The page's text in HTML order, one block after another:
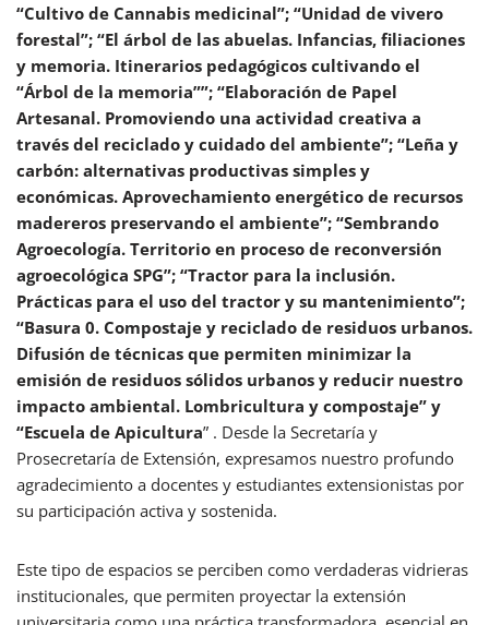
“Cultivo de Cannabis medicinal”; “Unidad de vivero
forestal”; “El árbol de las abuelas. Infancias, filiaciones
y memoria. Itinerarios pedagógicos cultivando el
“Árbol de la memoria””; “Elaboración de Papel
Artesanal. Promoviendo una actividad creativa a
través del reciclado y cuidado del ambiente”; “Leña y
carbón: alternativas productivas simples y
económicas. Aprovechamiento energético de recursos
madereros preservando el ambiente”; “Sembrando
Agroecología. Territorio en proceso de reconversión
agroecológica SPG”; “Tractor para la inclusión.
Prácticas para el uso del tractor y su mantenimiento”;
“Basura 0. Compostaje y reciclado de residuos urbanos.
Difusión de técnicas que permiten minimizar la
emisión de residuos sólidos urbanos y reducir nuestro
impacto ambiental. Lombricultura y compostaje” y
“Escuela de Apicultura” . Desde la Secretaría y
Prosecretaría de Extensión, expresamos nuestro profundo
agradecimiento a docentes y estudiantes extensionistas por
su participación activa y sostenida.
Este tipo de espacios se perciben como verdaderas vidrieras
institucionales, que permiten proyectar la extensión